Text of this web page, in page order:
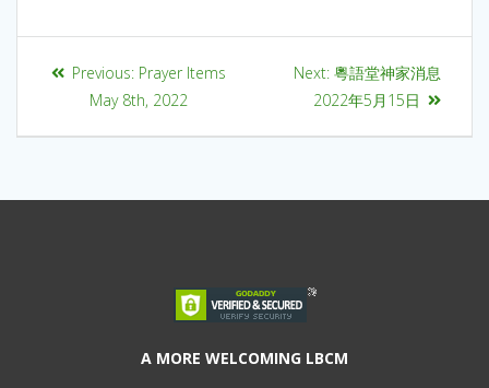
Previous: Prayer Items
May 8th, 2022
Next: 粵語堂神家消息
2022年5月15日
A MORE WELCOMING LBCM